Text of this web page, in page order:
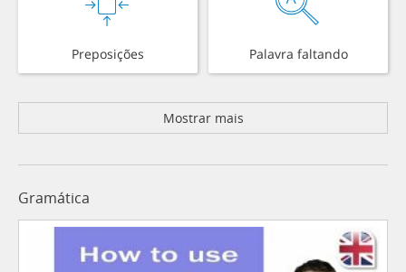
Preposições Palavra faltando
Mostrar mais
Gramática